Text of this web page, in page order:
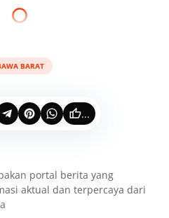
BARAT
...
portal berita yang
aktual dan terpercaya dari